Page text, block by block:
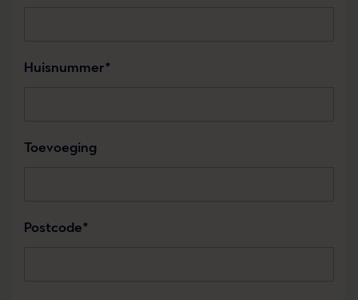
Huisnummer
Toevoeging
Postcode